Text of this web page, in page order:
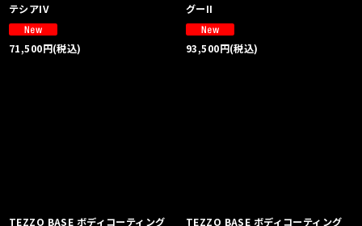
テシアIV
71,500円(税込)
グーII
93,500円(税込)
TEZZO BASE ボディコーティング
TEZZO BASE ボディコーティング